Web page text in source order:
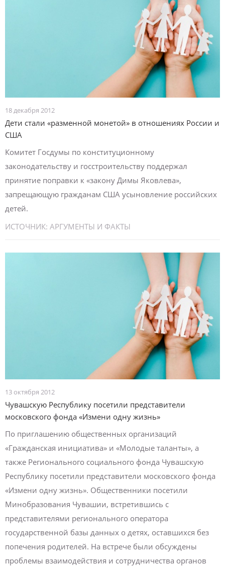
18 декабря 2012
Дети стали «разменной монетой» в отношениях России и
США
Комитет Госдумы по конституционному
законодательству и госстроительству поддержал
принятие поправки к «закону Димы Яковлева»,
запрещающую гражданам США усыновление российских
детей.
ИСТОЧНИК: АРГУМЕНТЫ И ФАКТЫ
13 октября 2012
Чувашскую Республику посетили представители
московского фонда «Измени одну жизнь»
По приглашению общественных организаций
«Гражданская инициатива» и «Молодые таланты», а
также Регионального социального фонда Чувашскую
Республику посетили представители московского фонда
«Измени одну жизнь». Общественники посетили
Минобразования Чувашии, встретившись с
представителями регионального оператора
государственной базы данных о детях, оставшихся без
попечения родителей. На встрече были обсуждены
проблемы взаимодействия и сотрудничества органов